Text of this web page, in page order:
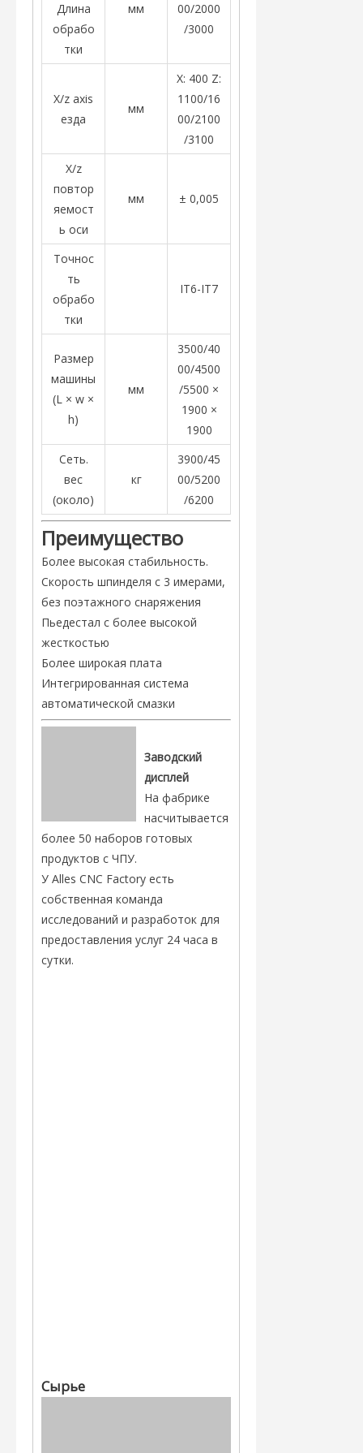
Длина
обрабо
тки
мм
00/2000
/3000
X/z axis
езда
мм
X: 400 Z:
1100/16
00/2100
/3100
X/z
повтор
яемост
ь оси
мм ± 0,005
Точнос
ть
обрабо
тки
IT6-IT7
Размер
машины
(L × w ×
h)
мм
3500/40
00/4500
/5500 ×
1900 ×
1900
Сеть.
вес
(около)
кг
3900/45
00/5200
/6200
Преимущество
Более высокая стабильность.
Скорость шпинделя с 3 имерами,
без поэтажного снаряжения
Пьедестал с более высокой
жесткостью
Более широкая плата
Интегрированная система
автоматической смазки
Заводский
дисплей
На фабрике
насчитывается
более 50 наборов готовых
продуктов с ЧПУ.
У Alles CNC Factory есть
собственная команда
исследований и разработок для
предоставления услуг 24 часа в
сутки.
Сырье